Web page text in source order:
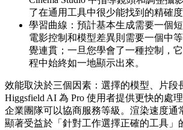
了在通用工具中很少能找到的精確度
學習曲線：預計基本生成需要一個
電影控制和模型差異則需要一個中
覺連貫；一旦您學會了一種控制，
程中始終如一地顯示出來。
效能取決於三個因素：選擇的模型、片段
Higgsfield AI 為 Pro 使用者提供更快的處
企業團隊可以協商服務等級。渲染速度通
顯著受益於「針對工作選擇正確的工具